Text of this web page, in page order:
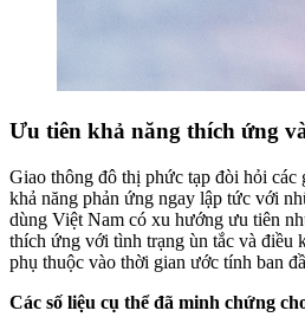
Ưu tiên khả năng thích ứng
Giao thông đô thị phức tạp đòi hỏi các
khả năng phản ứng ngay lập tức với
dùng Việt Nam có xu hướng ưu tiên
thích ứng với tình trạng ùn tắc và điều
phụ thuộc vào thời gian ước tính ban
Các số liệu cụ thể đã minh chứng